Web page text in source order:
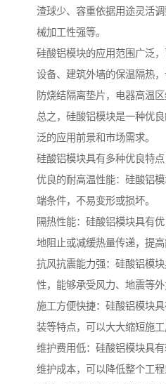
渣球少、容重依据用途灵活
械加工性强等。
硅酸铝模块的应用范围广泛
设备、建筑外墙的保温隔热
防烧结隔离垫片，电器高温
总之，硅酸铝模块是一种优
泛的应用前景和市场需求。
硅酸铝模块具有多种优良特点
优良的耐高温性能：硅酸铝
端条件，不易变形或损坏。
隔热性能：硅酸铝模块具有
地阻止或减缓热量传递，提高
抗风抗震能力强：硅酸铝模
性，能够承受风力、地震等外
施工方便快捷：硅酸铝模块
装等特点，可以大大缩短施工
维护费用低：硅酸铝模块具
维护成本，可以降低整个工程